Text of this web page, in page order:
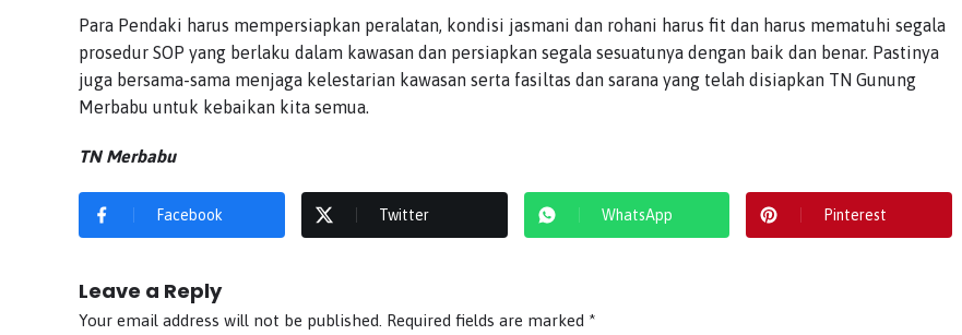
Para Pendaki harus mempersiapkan peralatan, kondisi jasmani dan rohani harus fit dan harus mematuhi segala
prosedur SOP yang berlaku dalam kawasan dan persiapkan segala sesuatunya dengan baik dan benar. Pastinya
juga bersama-sama menjaga kelestarian kawasan serta fasiltas dan sarana yang telah disiapkan TN Gunung
Merbabu untuk kebaikan kita semua.
TN Merbabu
Facebook Twitter WhatsApp Pinterest
Leave a Reply
Your email address will not be published. Required fields are marked *